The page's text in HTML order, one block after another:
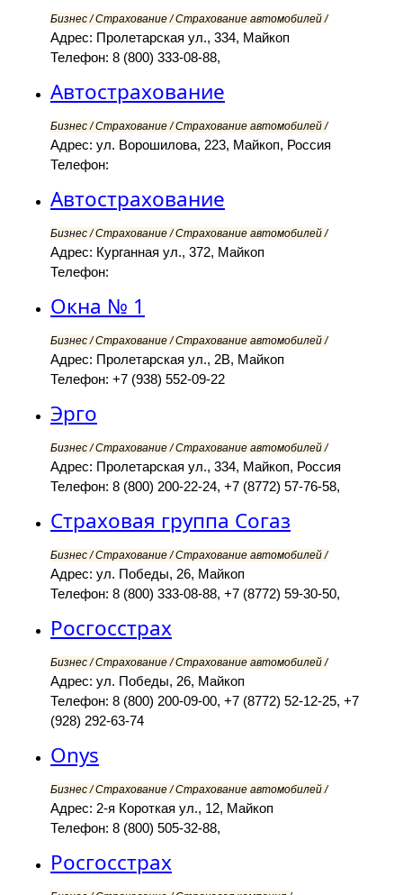
Бизнес / Страхование / Страхование автомобилей /
Адрес: Пролетарская ул., 334, Майкоп
Телефон: 8 (800) 333-08-88,
Автострахование
Бизнес / Страхование / Страхование автомобилей /
Адрес: ул. Ворошилова, 223, Майкоп, Россия
Телефон:
Автострахование
Бизнес / Страхование / Страхование автомобилей /
Адрес: Курганная ул., 372, Майкоп
Телефон:
Окна № 1
Бизнес / Страхование / Страхование автомобилей /
Адрес: Пролетарская ул., 2В, Майкоп
Телефон: +7 (938) 552-09-22
Эрго
Бизнес / Страхование / Страхование автомобилей /
Адрес: Пролетарская ул., 334, Майкоп, Россия
Телефон: 8 (800) 200-22-24, +7 (8772) 57-76-58,
Страховая группа Согаз
Бизнес / Страхование / Страхование автомобилей /
Адрес: ул. Победы, 26, Майкоп
Телефон: 8 (800) 333-08-88, +7 (8772) 59-30-50,
Росгосстрах
Бизнес / Страхование / Страхование автомобилей /
Адрес: ул. Победы, 26, Майкоп
Телефон: 8 (800) 200-09-00, +7 (8772) 52-12-25, +7
(928) 292-63-74
Onys
Бизнес / Страхование / Страхование автомобилей /
Адрес: 2-я Короткая ул., 12, Майкоп
Телефон: 8 (800) 505-32-88,
Росгосстрах